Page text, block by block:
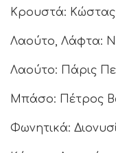
Κρουστά: Κώστας
Λαούτο, Λάφτα:
Λαούτο: Πάρις
Μπάσο: Πέτρος
Φωνητικά: